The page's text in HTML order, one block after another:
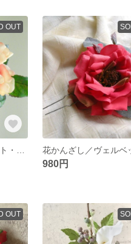
OUT
980円
OUT